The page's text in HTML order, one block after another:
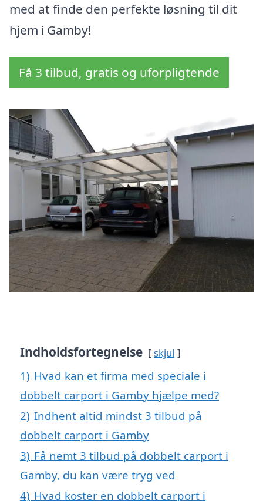
med at finde den perfekte løsning til dit
hjem i Gamby!
Få 3 tilbud, gratis og uforpligtende
Indholdsfortegnelse skjul
1) Hvad kan et firma med speciale i
dobbelt carport i Gamby hjælpe med?
2) Indhent altid mindst 3 tilbud på
dobbelt carport i Gamby
3) Få nemt 3 tilbud på dobbelt carport i
Gamby, du kan være tryg ved
4) Hvad koster en dobbelt carport i